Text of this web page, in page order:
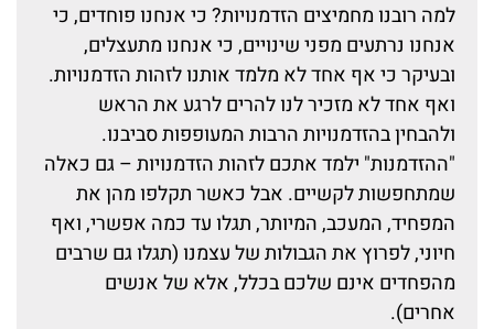
למה רובנו מחמיצים הזדמנויות? כי אנחנו פוחדים, כי
אנחנו נרתעים מפני שינויים, כי אנחנו מתעצלים,
ובעיקר כי אף אחד לא מלמד אותנו לזהות הזדמנויות.
ואף אחד לא מזכיר לנו להרים לרגע את הראש
ולהבחין בהזדמנויות הרבות המעופפות סביבנו.
"ההזדמנות" ילמד אתכם לזהות הזדמנויות – גם כאלה
שמתחפשות לקשיים. אבל כאשר תקלפו מהן את
המפחיד, המעכב, המיותר, תגלו עד כמה אפשרי, ואף
חיוני, לפרוץ את הגבולות של עצמנו (תגלו גם שרבים
מהפחדים אינם שלכם בכלל, אלא של אנשים
אחרים).